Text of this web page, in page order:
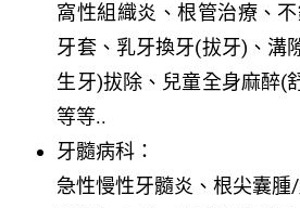
窩性組織炎、根管治療、
牙套、乳牙換牙(拔牙)、溝
生牙)拔除、兒童全身麻醉(
等等..
牙髓病科：
急性慢性牙髓炎、根尖囊腫/